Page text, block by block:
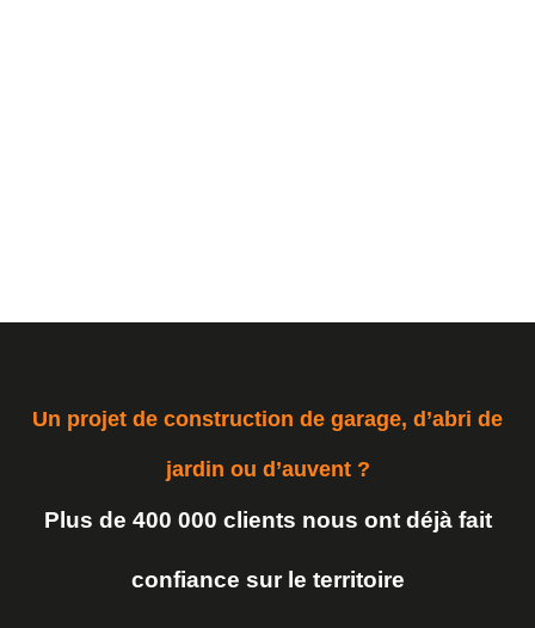
Un projet de construction de garage, d’abri de
jardin ou d’auvent ?
Plus de 400 000 clients nous ont déjà fait
confiance sur le territoire